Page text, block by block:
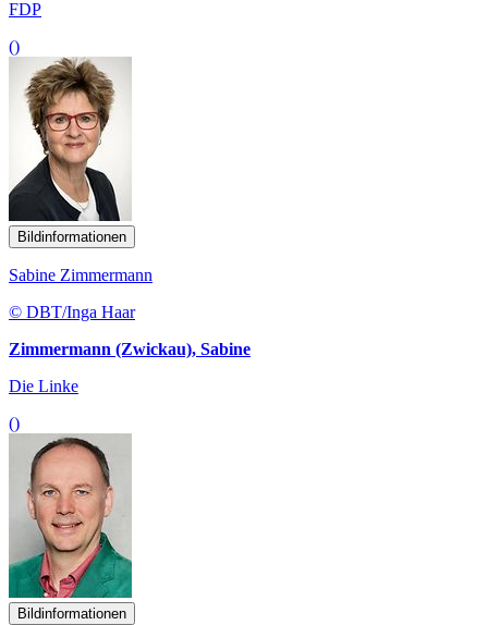
FDP
()
Bildinformationen
Sabine Zimmermann
© DBT/Inga Haar
Zimmermann (Zwickau), Sabine
Die Linke
()
Bildinformationen